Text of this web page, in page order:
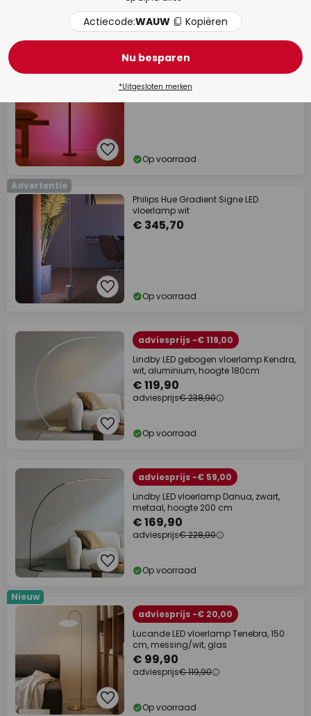
Op voorraad
Advertentie
WiZ LED vloerlamp Pole, Tunable White
and Color
€ 132,17
Op voorraad
Advertentie
Philips Hue Gradient Signe LED
vloerlamp wit
€ 345,70
Op voorraad
adviesprijs -€ 119,00
Lindby LED gebogen vloerlamp Kendra,
wit, aluminium, hoogte 180cm
€ 119,90
adviesprijs€ 238,90
Op voorraad
adviesprijs -€ 59,00
Lindby LED vloerlamp Danua, zwart,
metaal, hoogte 200 cm
€ 169,90
adviesprijs€ 228,90
Op voorraad
Nieuw
adviesprijs -€ 20,00
Lucande LED vloerlamp Tenebra, 150
cm, messing/wit, glas
€ 99,90
adviesprijs€ 119,90
Op voorraad
Actiecode:WAUW Kopiëren
Nu besparen
*Uitgesloten merken